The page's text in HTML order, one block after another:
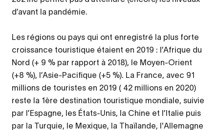
d’avant la pandémie.
Les régions ou pays qui ont enregistré la plus forte
croissance touristique étaient en 2019 : l’Afrique du
Nord (+ 9 % par rapport à 2018), le Moyen-Orient
(+8 %), l’Asie-Pacifique (+5 %). La France, avec 91
millions de touristes en 2019 ( 42 millions en 2020)
reste la 1ère destination touristique mondiale, suivie
par l’Espagne, les États-Unis, la Chine et l’Italie puis
par la Turquie, le Mexique, la Thaïlande, l'Allemagne